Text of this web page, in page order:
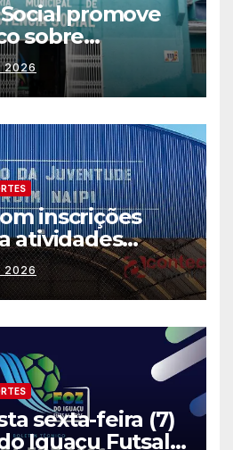
promove
sobre
resposta a
emergência e
pública
2026
inscrições
atividades
2026
sexta-feira (7)
Iguaçu Futsal